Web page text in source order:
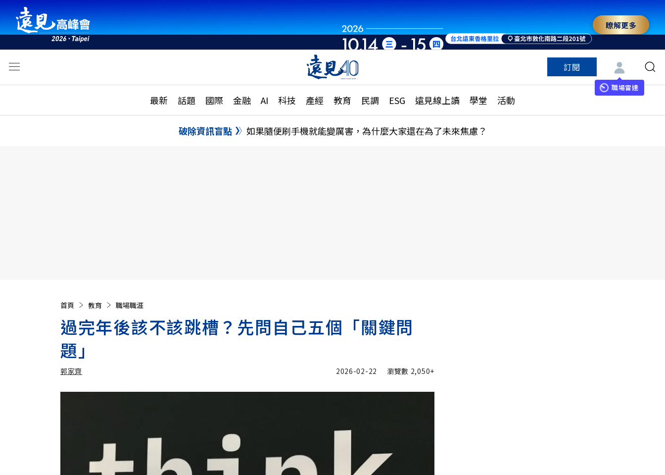
瞭解更多
訂閱
職場雷達
最新 話題 國際 金融 AI 科技 產經 教育 民調 ESG 遠見線上讀 學堂 活動
活動
話題
國際
特輯
大學升學、職涯攻略
縣市施政調查全解析
更多訂閱方案
特色頻道
破除資訊盲點 如果隨便刷手機就能變厲害，為什麼大家還在為了未來焦慮？
首頁 教育 職場職涯
過完年後該不該跳槽？先問自己五個「關鍵問
題」
郭家齊 2026-02-22 瀏覽數 2,050+